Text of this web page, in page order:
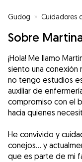
Gudog » Cuidadores
Sobre
¡Hola! Me llamo
siento una conexión
no tengo estudios
auxiliar de
compromiso con el
hacia quienes
He convivido y
conejos... y
que es parte de mi